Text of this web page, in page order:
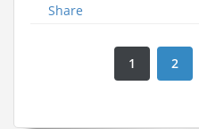
Share
1 2